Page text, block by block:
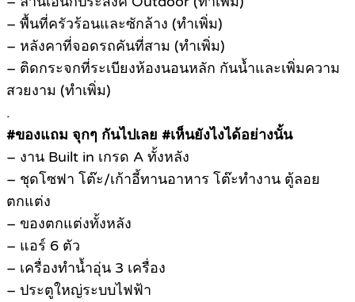
– พื้นที่ครัวร้อนและซักล้าง (ทำเพิ่ม)
– หลังคาที่จอดรถคันที่สาม (ทำเพิ่ม)
– ติดกระจกที่ระเบียงห้องนอนหลัก กันน้ำและเพิ่มความ
สวยงาม (ทำเพิ่ม)
.
#ของแถม จุกๆ กันไปเลย #เห็นยังไงได้อย่างนั้น
– งาน Built in เกรด A ทั้งหลัง
– ชุดโซฟา โต๊ะ/เก้าอี้ทานอาหาร โต๊ะทำงาน ตู้ลอย
ตกแต่ง
– ของตกแต่งทั้งหลัง
– แอร์ 6 ตัว
– เครื่องทำน้ำอุ่น 3 เครื่อง
– ประตูใหญ่ระบบไฟฟ้า